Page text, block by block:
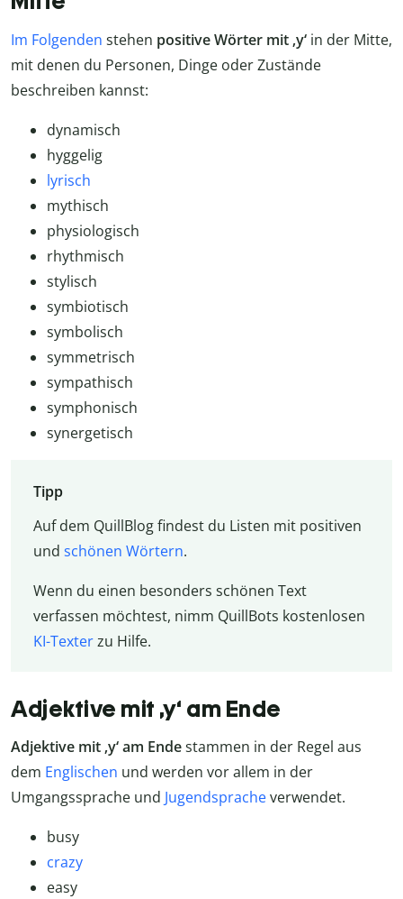
Im Folgenden stehen positive Wörter mit ‚y‘ in der Mitte,
mit denen du Personen, Dinge oder Zustände
beschreiben kannst:
dynamisch
hyggelig
lyrisch
mythisch
physiologisch
rhythmisch
stylisch
symbiotisch
symbolisch
symmetrisch
sympathisch
symphonisch
synergetisch
Tipp
Auf dem QuillBlog findest du Listen mit positiven
und schönen Wörtern.
Wenn du einen besonders schönen Text
verfassen möchtest, nimm QuillBots kostenlosen
KI-Texterzu Hilfe.
Adjektive mit ‚y‘ am Ende
Adjektive mit ‚y‘ am Endestammen in der Regel aus
dem Englischen und werden vor allem in der
Umgangssprache und Jugendspracheverwendet.
busy
crazy
easy